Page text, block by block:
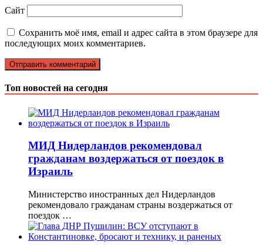
Сайт
Сохранить моё имя, email и адрес сайта в этом браузере для
последующих моих комментариев.
Топ новостей на сегодня
МИД Нидерландов рекомендовал
гражданам воздержаться от поездок в
Израиль
Министерство иностранных дел Нидерландов
рекомендовало гражданам страны воздержаться от
поездок …